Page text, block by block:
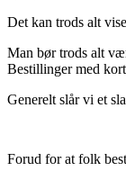
Det kan trods alt
Man bør trods alt
Bestillinger med
Generelt slår vi et
Forud for at folk